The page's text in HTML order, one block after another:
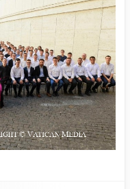
Giêsu và luôn xây
các chủng sinh và
của Đức Thánh Cha: